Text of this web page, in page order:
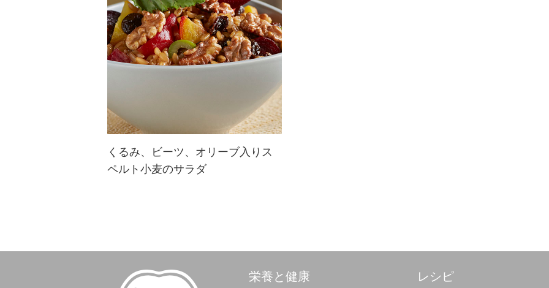
に。トッピングにも使って風味や食
感の違いを楽しんで♪
くるみ、ビーツ、オリーブ入りス
ペルト小麦のサラダ
栄養と健康 レシピ